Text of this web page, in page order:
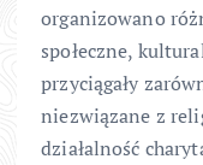
organizowano
społeczne,
przyciągały
niezwiązane z
działalność